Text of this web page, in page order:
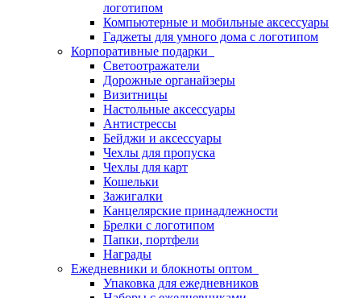
логотипом
Компьютерные и мобильные аксессуары
Гаджеты для умного дома с логотипом
Корпоративные подарки
Светоотражатели
Дорожные органайзеры
Визитницы
Настольные аксессуары
Антистрессы
Бейджи и аксессуары
Чехлы для пропуска
Чехлы для карт
Кошельки
Зажигалки
Канцелярские принадлежности
Брелки с логотипом
Папки, портфели
Награды
Ежедневники и блокноты оптом
Упаковка для ежедневников